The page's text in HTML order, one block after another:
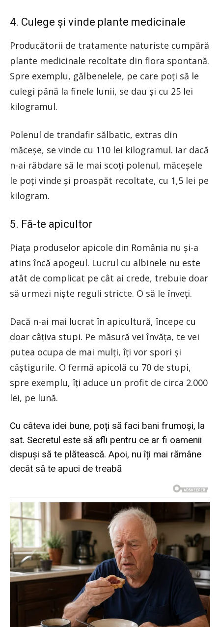
4. Culege și vinde plante medicinale
Producătorii de tratamente naturiste cumpără
plante medicinale recoltate din flora spontană.
Spre exemplu, gălbenelele, pe care poți să le
culegi până la finele lunii, se dau și cu 25 lei
kilogramul.
Polenul de trandafir sălbatic, extras din
măceșe, se vinde cu 110 lei kilogramul. Iar dacă
n-ai răbdare să le mai scoți polenul, măceșele
le poți vinde și proaspăt recoltate, cu 1,5 lei pe
kilogram.
5. Fă-te apicultor
Piața produselor apicole din România nu și-a
atins încă apogeul. Lucrul cu albinele nu este
atât de complicat pe cât ai crede, trebuie doar
să urmezi niște reguli stricte. O să le înveți.
Dacă n-ai mai lucrat în apicultură, începe cu
doar câțiva stupi. Pe măsură vei învăța, te vei
putea ocupa de mai mulți, îți vor spori și
câștigurile. O fermă apicolă cu 70 de stupi,
spre exemplu, îți aduce un profit de circa 2.000
lei, pe lună.
Cu câteva idei bune, poți să faci bani frumoși, la
sat. Secretul este să afli pentru ce ar fi oamenii
dispuși să te plătească. Apoi, nu îți mai rămâne
decât să te apuci de treabă